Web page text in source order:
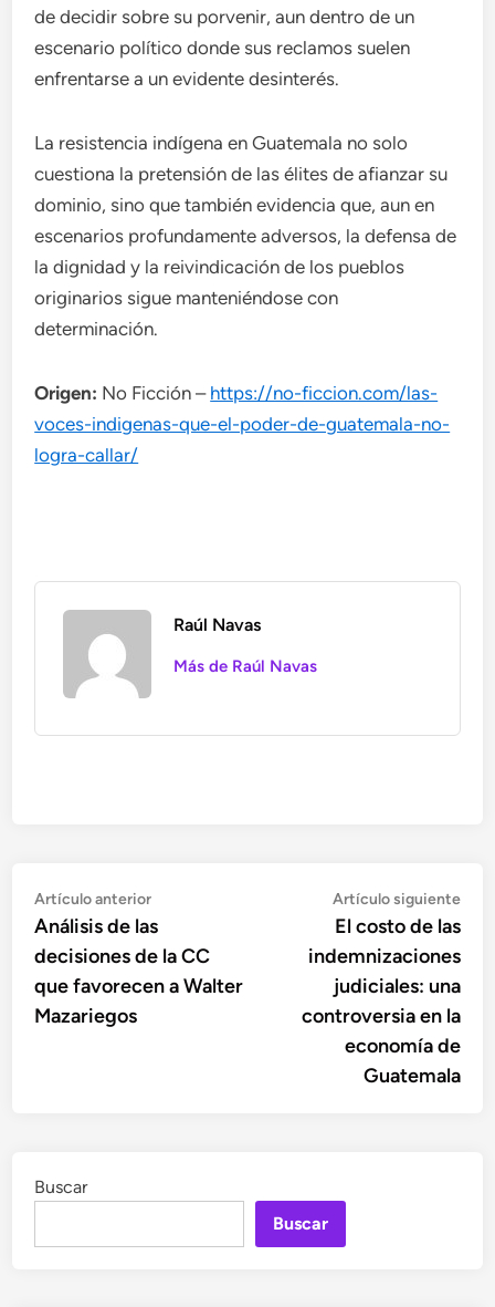
de decidir sobre su porvenir, aun dentro de un
escenario político donde sus reclamos suelen
enfrentarse a un evidente desinterés.
La resistencia indígena en Guatemala no solo
cuestiona la pretensión de las élites de afianzar su
dominio, sino que también evidencia que, aun en
escenarios profundamente adversos, la defensa de
la dignidad y la reivindicación de los pueblos
originarios sigue manteniéndose con
determinación.
Origen: No Ficción – https://no-ficcion.com/las-
voces-indigenas-que-el-poder-de-guatemala-no-
logra-callar/
Raúl Navas
Más de Raúl Navas
Navegación
de
entradas
Artículo anteriorArtículo
anterior:
Análisis de las
decisiones de la CC
que favorecen a Walter
Mazariegos
Artículo siguiente
El costo de las
indemnizaciones
judiciales: una
controversia en la
economía de
Guatemala
Buscar
Buscar